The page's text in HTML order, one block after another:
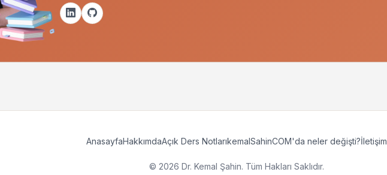
AnasayfaHakkımdaAçık Ders NotlarıkemalSahinCOM'da neler değişti?İletişim
© 2026 Dr. Kemal Şahin. Tüm Hakları Saklıdır.